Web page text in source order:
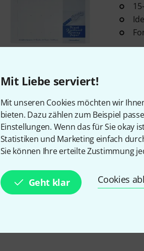
Mit Liebe serviert!
Mit unseren Cookies möchten wir
bieten. Dazu zählen zum Beispiel
Einstellungen. Wenn das für Sie okay
Statistiken und Marketing einfach
Sie können Ihre erteilte Zustimmung
Geht klar Cookies